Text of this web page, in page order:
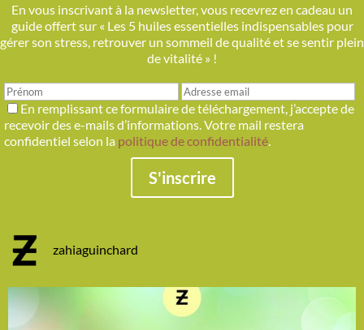
En vous inscrivant à la newsletter, vous recevrez en cadeau un
guide offert sur « Les 5 huiles essentielles indispensables pour
gérer son stress, retrouver un sommeil de qualité et se sentir plein
de vitalité » !
En remplissant ce formulaire de téléchargement, j’accepte de
recevoir des e-mails d’informations. Votre mail restera
confidentiel selon la politique de confidentialité
S'inscrire
zahiaguinchard